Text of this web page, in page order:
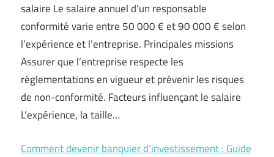
salaire Le salaire annuel d’un responsable
conformité varie entre 50 000 € et 90 000 € selon
l’expérience et l’entreprise. Principales missions
Assurer que l’entreprise respecte les
réglementations en vigueur et prévenir les risques
de non-conformité. Facteurs influençant le salaire
L’expérience, la taille…
Comment devenir banquier d’investissement : Guide